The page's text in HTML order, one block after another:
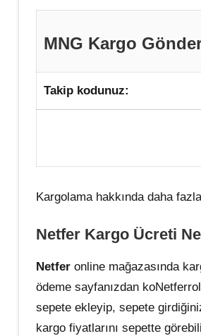
MNG Kargo
Takip kodunuz:
Kargolama hakkında daha
Netfer Kargo Ücreti
Netfer online mağazasında
ödeme sayfanızdan
sepete ekleyip, sepete
kargo fiyatlarını sepette